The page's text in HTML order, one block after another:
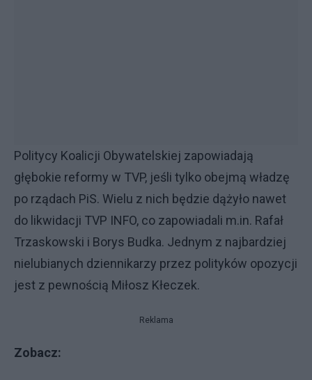
Politycy Koalicji Obywatelskiej zapowiadają
głębokie reformy w TVP, jeśli tylko obejmą władzę
po rządach PiS. Wielu z nich będzie dążyło nawet
do likwidacji TVP INFO, co zapowiadali m.in. Rafał
Trzaskowski i Borys Budka. Jednym z najbardziej
nielubianych dziennikarzy przez polityków opozycji
jest z pewnością Miłosz Kłeczek.
Reklama
Zobacz: